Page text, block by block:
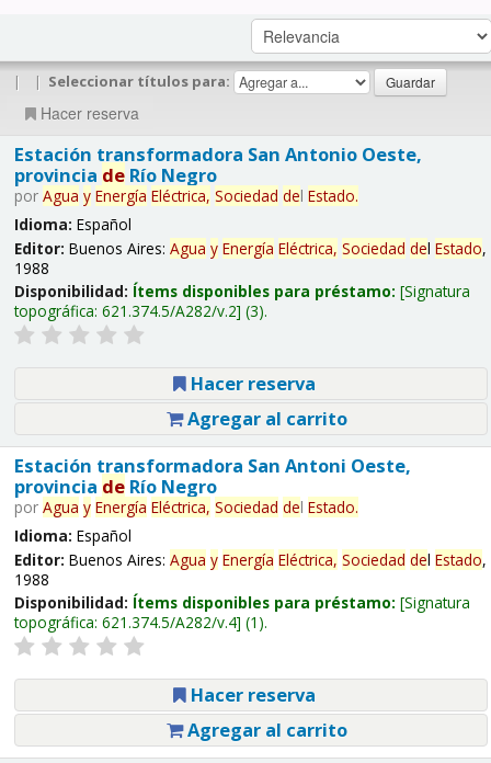
| | Seleccionar títulos para:
Hacer reserva
Estación transformadora San Antonio Oeste,
provincia deRío Negro
por Agua y Energía Eléctrica, Sociedad del Estado.
Idioma: Español
Editor: Buenos Aires: Agua y Energía Eléctrica, Sociedad del Estado,
1988
Disponibilidad: Ítems disponibles para préstamo: Signatura
topográfica: 621.374.5/A282/v.2 (3).
Hacer reserva
Agregar al carrito
Estación transformadora San Antoni Oeste,
provincia deRío Negro
por Agua y Energía Eléctrica, Sociedad del Estado.
Idioma: Español
Editor: Buenos Aires: Agua y Energía Eléctrica, Sociedad del Estado,
1988
Disponibilidad: Ítems disponibles para préstamo: Signatura
topográfica: 621.374.5/A282/v.4 (1).
Hacer reserva
Agregar al carrito